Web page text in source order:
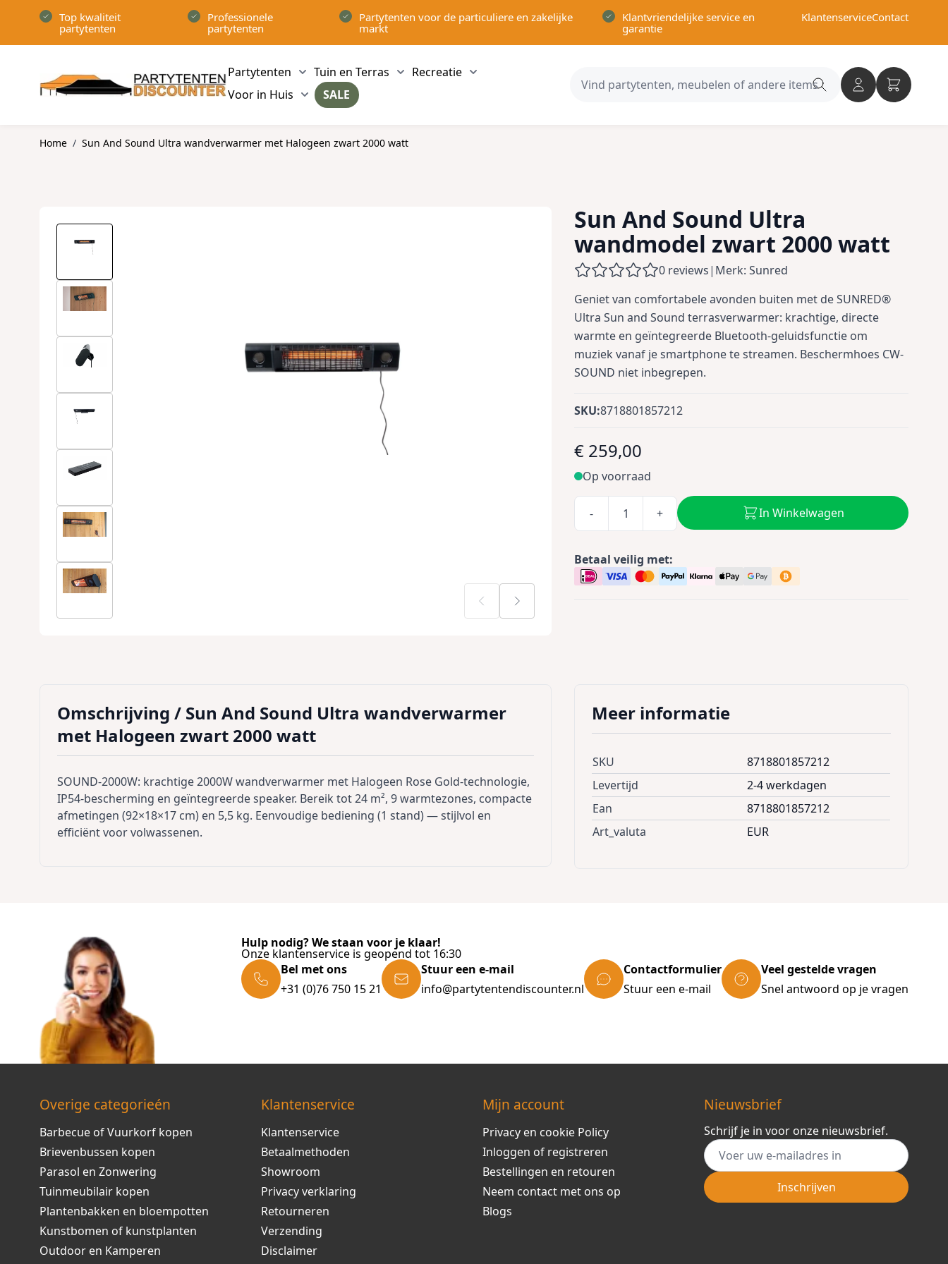
Top kwaliteit
partytenten
Professionele
partytenten
Partytenten voor de particuliere en zakelijke
markt
Klantvriendelijke service en
garantie
KlantenserviceContact
Partytenten
Show submenu for Partytenten category
Tuin en Terras
Show submenu for Tuin en Terras category
Recreatie
Show submenu for Recreatie category
Voor in Huis
Show submenu for Voor in Huis category
SALE
Search
Home / Sun And Sound Ultra wandverwarmer met Halogeen zwart 2000 watt
Sun And Sound Ultra
wandmodel zwart 2000 watt
0 reviews| Merk: Sunred
Geniet van comfortabele avonden buiten met de SUNRED®
Ultra Sun and Sound terrasverwarmer: krachtige, directe
warmte en geïntegreerde Bluetooth-geluidsfunctie om
muziek vanaf je smartphone te streamen. Beschermhoes CW-
SOUND niet inbegrepen.
SKU:8718801857212
€ 259,00
Op voorraad
- + In Winkelwagen
Betaal veilig met:
Omschrijving / Sun And Sound Ultra wandverwarmer
met Halogeen zwart 2000 watt
SOUND-2000W: krachtige 2000W wandverwarmer met Halogeen Rose Gold-technologie,
IP54-bescherming en geïntegreerde speaker. Bereik tot 24 m², 9 warmtezones, compacte
afmetingen (92×18×17 cm) en 5,5 kg. Eenvoudige bediening (1 stand) — stijlvol en
efficiënt voor volwassenen.
Meer informatie
SKU
8718801857212
Levertijd
2-4 werkdagen
Ean
8718801857212
Art_valuta
EUR
Hulp nodig? We staan voor je klaar!
Onze klantenservice is geopend tot 16:30
Bel met ons
+31 (0)76 750 15 21
Stuur een e-mail
info@partytentendiscounter.nl
Contactformulier
Stuur een e-mail
Veel gestelde vragen
Snel antwoord op je vragen
Overige categorieén
Barbecue of Vuurkorf kopen
Brievenbussen kopen
Parasol en Zonwering
Tuinmeubilair kopen
Plantenbakken en bloempotten
Kunstbomen of kunstplanten
Outdoor en Kamperen
Klantenservice
Klantenservice
Betaalmethoden
Showroom
Privacy verklaring
Retourneren
Verzending
Disclaimer
Mijn account
Privacy en cookie Policy
Inloggen of registreren
Bestellingen en retouren
Neem contact met ons op
Blogs
Nieuwsbrief
Schrijf je in voor onze nieuwsbrief.
E-mail adres
Inschrijven